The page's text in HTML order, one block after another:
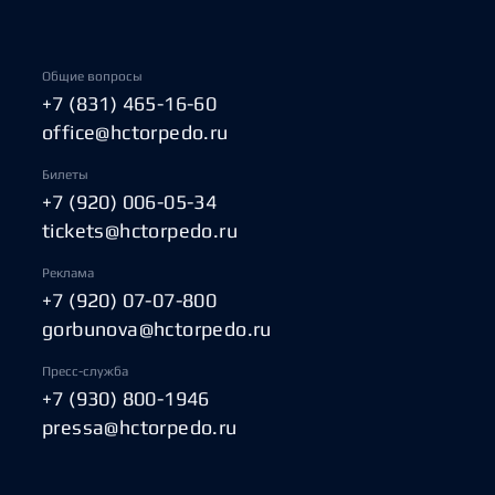
Общие вопросы
+7 (831) 465-16-60
office@hctorpedo.ru
Билеты
+7 (920) 006-05-34
tickets@hctorpedo.ru
Реклама
+7 (920) 07-07-800
gorbunova@hctorpedo.ru
Пресс-служба
+7 (930) 800-1946
pressa@hctorpedo.ru